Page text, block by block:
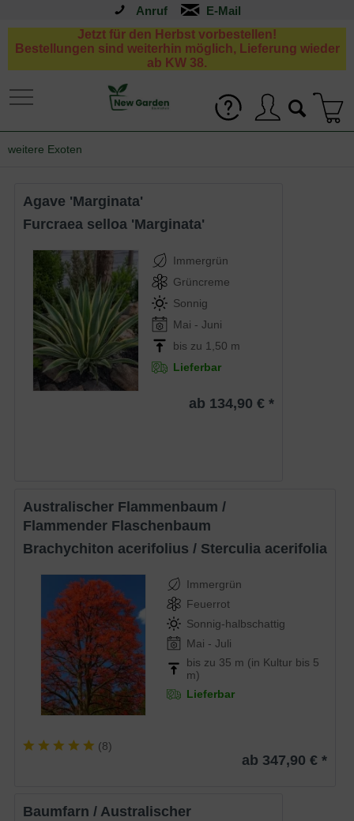
Anruf
Jetzt für den Herbst vorbestellen!
Bestellungen sind weiterhin möglich, Lieferung wieder
ab KW 38.
weitere Exoten
Agave 'Marginata'
Furcraea selloa 'Marginata'
Immergrün
Grüncreme
Sonnig
Mai - Juni
bis zu 1,50 m
Lieferbar
ab 134,90 € *
Australischer Flammenbaum /
Flammender Flaschenbaum
Brachychiton acerifolius / Sterculia acerifolia
Immergrün
Feuerrot
Sonnig-halbschattig
Mai - Juli
bis zu 35 m (in Kultur bis 5
m)
Lieferbar
(8)
ab 347,90 € *
Baumfarn / Australischer